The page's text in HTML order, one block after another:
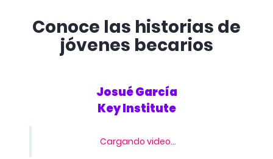
Beca programa
ALDEA para
Capacitación
Técnicas—
ITCA-FEPADE
Beca programa
ALDEA para
Conoce las historias de
jóvenes becarios
Josué García
Key Institute
Cargando video...